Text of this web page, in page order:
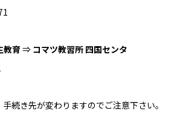
教育⇒ コマツ教習所 四国センタ
続き先が変わりますのでご注意下さい。